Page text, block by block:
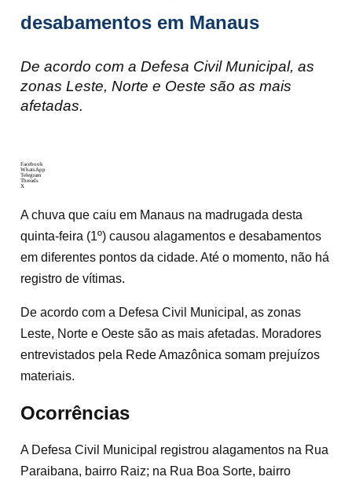
desabamentos em Manaus
De acordo com a Defesa Civil Municipal, as
zonas Leste, Norte e Oeste são as mais
afetadas.
Facebook
WhatsApp
Telegram
Threads
X
A chuva que caiu em Manaus na madrugada desta
quinta-feira (1º) causou alagamentos e desabamentos
em diferentes pontos da cidade. Até o momento, não há
registro de vítimas.
De acordo com a Defesa Civil Municipal, as zonas
Leste, Norte e Oeste são as mais afetadas. Moradores
entrevistados pela Rede Amazônica somam prejuízos
materiais.
Ocorrências
A Defesa Civil Municipal registrou alagamentos na Rua
Paraibana, bairro Raiz; na Rua Boa Sorte, bairro